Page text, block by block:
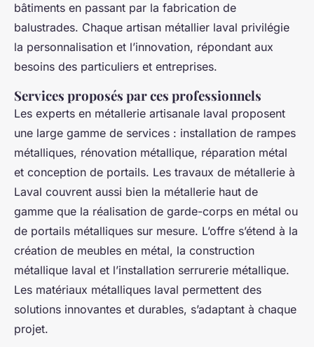
bâtiments en passant par la fabrication de
balustrades. Chaque artisan métallier laval privilégie
la personnalisation et l’innovation, répondant aux
besoins des particuliers et entreprises.
Services proposés par ces professionnels
Les experts en métallerie artisanale laval proposent
une large gamme de services : installation de rampes
métalliques, rénovation métallique, réparation métal
et conception de portails. Les travaux de métallerie à
Laval couvrent aussi bien la métallerie haut de
gamme que la réalisation de garde-corps en métal ou
de portails métalliques sur mesure. L’offre s’étend à la
création de meubles en métal, la construction
métallique laval et l’installation serrurerie métallique.
Les matériaux métalliques laval permettent des
solutions innovantes et durables, s’adaptant à chaque
projet.